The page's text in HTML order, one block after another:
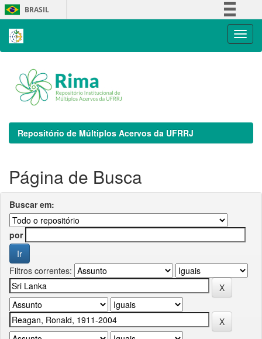
Skip
navigation
BRASIL
Repositório de Múltiplos Acervos da UFRRJ
Página de Busca
Buscar em:
por
Filtros correntes: